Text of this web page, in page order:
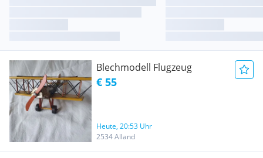
Blechmodell Flugzeug
€ 55
Heute, 20:53 Uhr
2534 Alland